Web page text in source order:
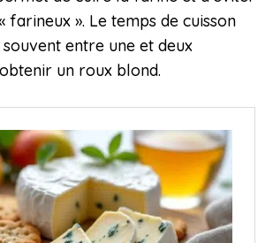
farineux ». Le temps de cuisson
entre une et deux
un roux blond.